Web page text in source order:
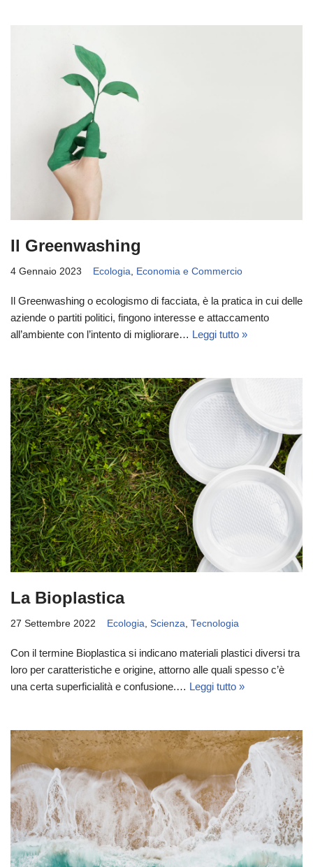
Il Greenwashing
4 Gennaio 2023 Ecologia Economia e Commercio
Il Greenwashing o ecologismo di facciata, è la pratica in cui delle
aziende o partiti politici, fingono interesse e attaccamento
all’ambiente con l’intento di migliorare… Leggi tutto »
La Bioplastica
27 Settembre 2022 Ecologia, Scienza, Tecnologia
Con il termine Bioplastica si indicano materiali plastici diversi tra
loro per caratteristiche e origine, attorno alle quali spesso c’è
una certa superficialità e confusione.… Leggi tutto »